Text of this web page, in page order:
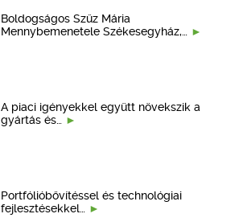
Boldogságos Szűz Mária
Mennybemenetele Székesegyház,…
A piaci igényekkel együtt növekszik a
gyártás és…
Portfólióbővítéssel és technológiai
fejlesztésekkel…